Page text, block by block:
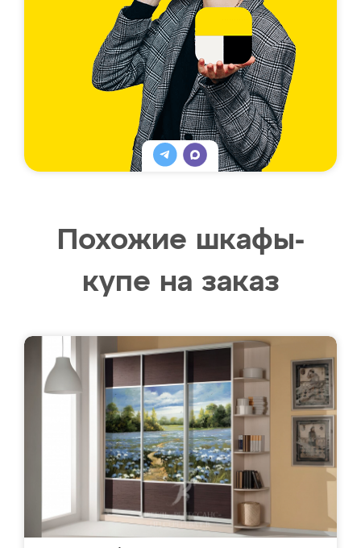
Похожие шкафы-
купе на заказ